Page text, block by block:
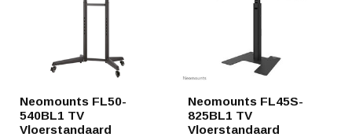
Neomounts FL50-
540BL1 TV
Vloerstandaard
Neomounts FL45S-
825BL1 TV
Vloerstandaard